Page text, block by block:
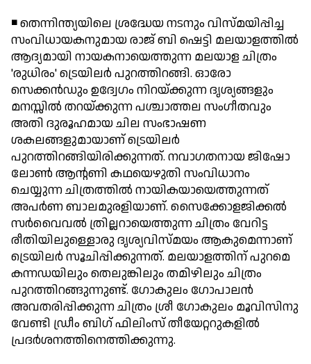
◾ തെന്നിന്ത്യയിലെ ശ്രദ്ധേയ നടനും വിസ്മയിപ്പിച്ച
സംവിധായകനുമായ രാജ് ബി ഷെട്ടി മലയാളത്തില്‍
ആദ്യമായി നായകനായെത്തുന്ന മലയാള ചിത്രം
'രുധിരം' ട്രെയിലര്‍ പുറത്തിറങ്ങി. ഓരോ
സെക്കന്‍ഡും ഉദ്വേഗം നിറയ്ക്കുന്ന ദൃശ്യങ്ങളും
മനസ്സില്‍ തറയ്ക്കുന്ന പശ്ചാത്തല സംഗീതവും
അതി ദുരൂഹമായ ചില സംഭാഷണ
ശകലങ്ങളുമായാണ് ട്രെയിലര്‍
പുറത്തിറങ്ങിയിരിക്കുന്നത്. നവാഗതനായ ജിഷോ
ലോണ്‍ ആന്റണി കഥയെഴുതി സംവിധാനം
ചെയ്യുന്ന ചിത്രത്തില്‍ നായികയായെത്തുന്നത്
അപര്‍ണ ബാലമുരളിയാണ്. സൈക്കോളജിക്കല്‍
സര്‍വൈവല്‍ ത്രില്ലറായെത്തുന്ന ചിത്രം വേറിട്ട
രീതിയിലുള്ളൊരു ദൃശ്യവിസ്മയം ആകുമെന്നാണ്
ട്രെയിലര്‍ സൂചിപ്പിക്കുന്നത്. മലയാളത്തിന് പുറമെ
കന്നഡയിലും തെലുങ്കിലും തമിഴിലും ചിത്രം
പുറത്തിറങ്ങുന്നുണ്ട്. ഗോകുലം ഗോപാലന്‍
അവതരിപ്പിക്കുന്ന ചിത്രം ശ്രീ ഗോകുലം മൂവിസിനു
വേണ്ടി ഡ്രീം ബിഗ് ഫിലിംസ് തീയേറ്ററുകളില്‍
പ്രദര്‍ശനത്തിനെത്തിക്കുന്നു.